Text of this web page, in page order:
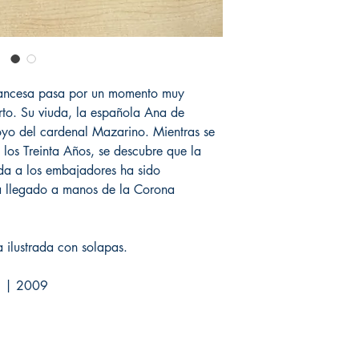
pasa por un momento muy
Su viuda, la española Ana de
del cardenal Mazarino. Mientras se
Treinta Años, se descubre que la
a los embajadores ha sido
a manos de la Corona
con solapas.
| 2009